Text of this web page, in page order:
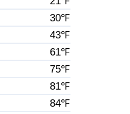
30℉
43℉
61℉
75℉
81℉
84℉
Land